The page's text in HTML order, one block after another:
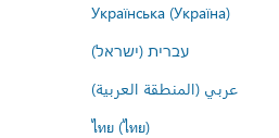
Українська (Україна)
עברית (ישראל)
عربي (المنطقة العربية)
ไทย (ไทย)